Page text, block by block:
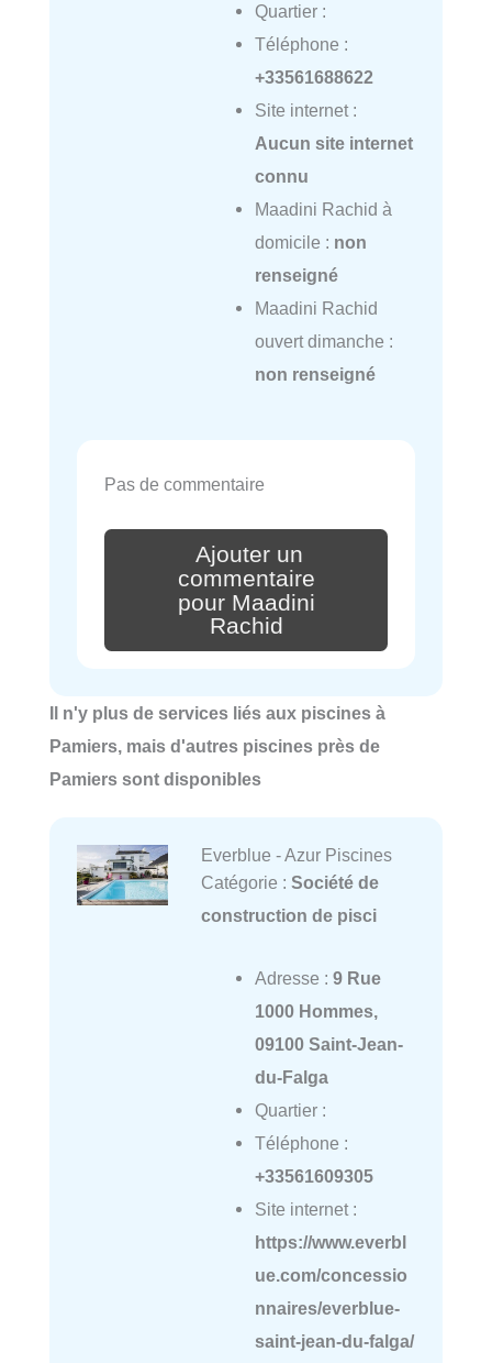
Quartier :
Téléphone :
+33561688622
Site internet :
Aucun site internet
connu
Maadini Rachid à
domicile : non
renseigné
Maadini Rachid
ouvert dimanche :
non renseigné
Pas de commentaire
Ajouter un
commentaire
pour Maadini
Rachid
Il n'y plus de services liés aux piscines à
Pamiers, mais d'autres piscines près de
Pamiers sont disponibles
Everblue - Azur Piscines
Catégorie : Société de
construction de pisci
Adresse : 9 Rue
1000 Hommes,
09100 Saint-Jean-
du-Falga
Quartier :
Téléphone :
+33561609305
Site internet :
https://www.everbl
ue.com/concessio
nnaires/everblue-
saint-jean-du-falga/